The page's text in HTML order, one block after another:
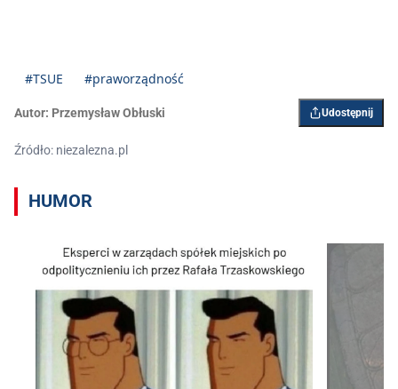
#TSUE #praworządność
Autor: Przemysław Obłuski Udostępnij
Źródło: niezalezna.pl
HUMOR